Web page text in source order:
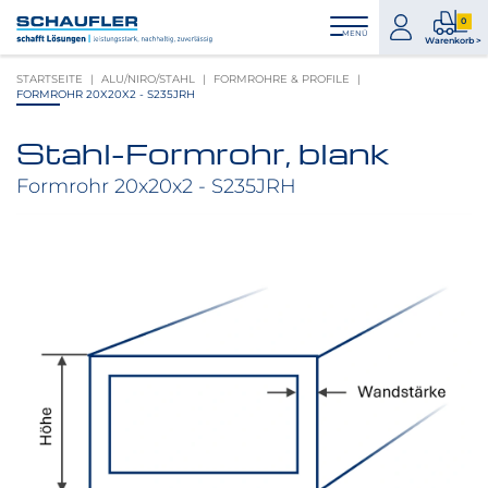
Inhalt
Hauptnavigation
Footernavigation
Logo
Schaufler
verlinkt
zur
MENÜ
zum
Konto
0
Warenkorb >
0
STARTSEITE ALU/NIRO/STAHL
FORMROHRE & PROFILE
FORMROHR 20X20X2 - S235JRH
Produktbilder
Stahl-Formrohr, blank
Formrohr 20x20x2 - S235JRH